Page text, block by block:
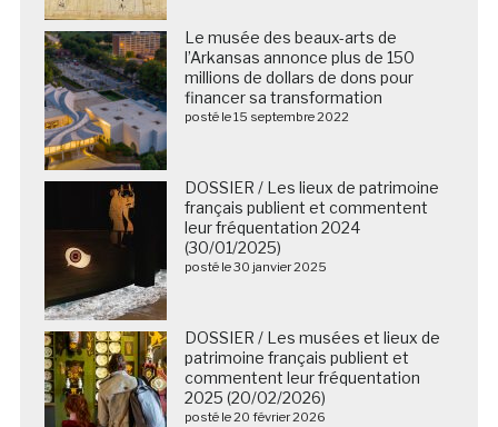
Le musée des beaux-arts de
l’Arkansas annonce plus de 150
millions de dollars de dons pour
financer sa transformation
posté le 15 septembre 2022
DOSSIER / Les lieux de patrimoine
français publient et commentent
leur fréquentation 2024
(30/01/2025)
posté le 30 janvier 2025
DOSSIER / Les musées et lieux de
patrimoine français publient et
commentent leur fréquentation
2025 (20/02/2026)
posté le 20 février 2026